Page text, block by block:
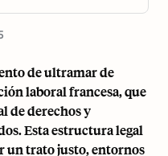
de ultramar de
laboral francesa, que
de derechos y
Esta estructura legal
un trato justo, entornos